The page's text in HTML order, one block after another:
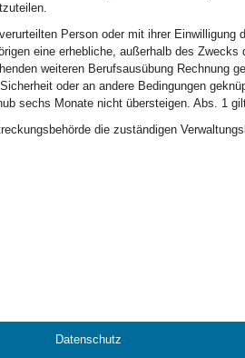
Person oder mit ihrer Einwilligung
eine erhebliche, außerhalb des
weiteren Berufsausübung Rechnung
oder an andere Bedingungen
sechs Monate nicht übersteigen. Abs. 1
die zuständigen
Datenschutz